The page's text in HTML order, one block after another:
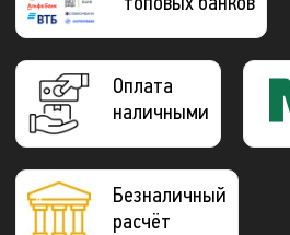
Оплата
наличными
Безналичный
расчёт